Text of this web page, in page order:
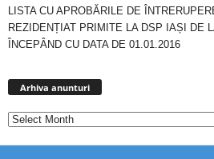
LISTA CU APROBĂRILE DE
REZIDENȚIAT PRIMITE LA DSP IAȘI DE
ÎNCEPÂND CU DATA DE 01.01.2016
Arhiva anunturi